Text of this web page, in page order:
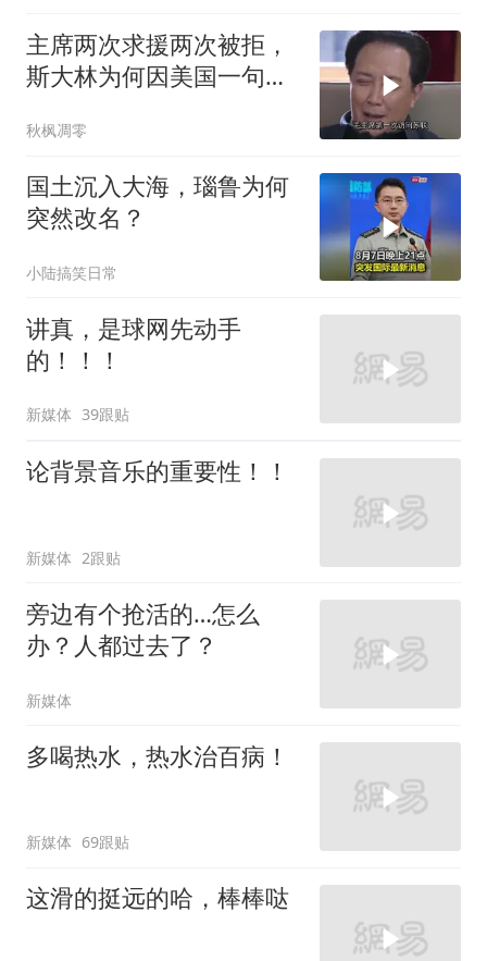
主席两次求援两次被拒，
斯大林为何因美国一句话
秋枫凋零
国土沉入大海，瑙鲁为何
突然改名？
小陆搞笑日常
讲真，是球网先动手
的！！！
新媒体 39跟贴
论背景音乐的重要性！！
新媒体 2跟贴
旁边有个抢活的…怎么
办？人都过去了？
新媒体
多喝热水，热水治百病！
新媒体 69跟贴
这滑的挺远的哈，棒棒哒